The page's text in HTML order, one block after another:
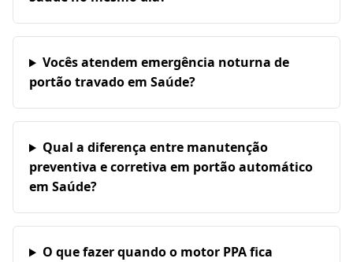
Vocês atendem emergência noturna de
portão travado em Saúde?
Qual a diferença entre manutenção
preventiva e corretiva em portão automático
em Saúde?
O que fazer quando o motor PPA fica